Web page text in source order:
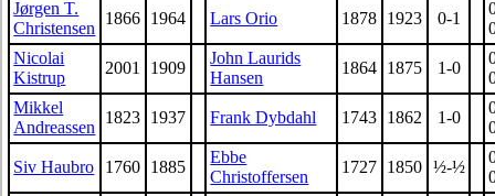
Jørgen T.
Christensen
1866 1964 Lars Orio 1878 1923 0-1
Nicolai
Kistrup
2001 1909
John Laurids
Hansen
1864 1875 1-0
Mikkel
Andreassen
1823 1937 Frank Dybdahl 1743 1862 1-0
Siv Haubro 1760 1885
Ebbe
Christoffersen
1727 1850 ½-½